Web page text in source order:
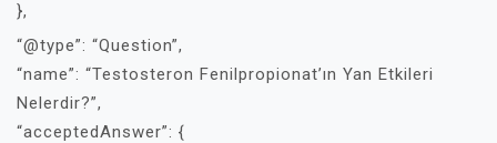
},
“@type”: “Question”,
“name”: “Testosteron Fenilpropionat’ın Yan Etkileri
Nelerdir?”,
“acceptedAnswer”: {